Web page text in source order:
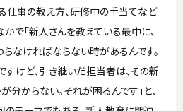
仕事の教え方、研修中の手当てなど
で「新人さんを教えている最中に、
なければならない時があるんです。
すけど、引き継いだ担当者は、その新
からない。それが困るんです」と、